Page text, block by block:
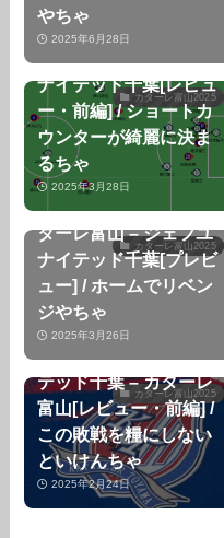
やちゃ
2025年6月28日
カターレ富山2025
【ルヴァン杯1回戦】カ
ナイテッド千葉[レビュ
ー・前編] / ショートカ
ウンターが綺麗に決ま
るちゃ
2025年3月28日
カターレ富山2025
【ルヴァン杯1回戦】カ
ターレ富山 – ジェフユ
ナイテッド千葉[プレビ
ュー] / ホームでリベン
ジやちゃ
2025年3月26日
カターレ富山2025
【第2節】ジェフユナイ
テッド千葉 – カターレ
富山[レビュー・前編] /
この敗戦を糧にしない
といけんちゃ
2025年2月24日